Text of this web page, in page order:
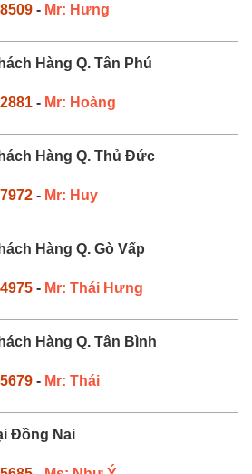
- Mr: Hưng
Hàng Q. Tân Phú
- Mr: Hoàng
Hàng Q. Thủ Đức
- Mr: Huy
Hàng Q. Gò Vấp
- Mr: Thái Hưng
Hàng Q. Tân Bình
- Mr: Thái
Đồng Nai